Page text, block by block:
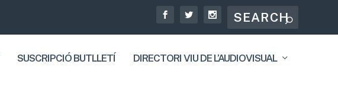
SUSCRIPCIÓ BUTLLETÍ DIRECTORI VIU DE L’AUDIOVISUAL